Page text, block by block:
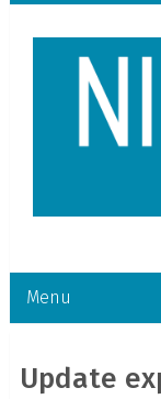
Menu
Update